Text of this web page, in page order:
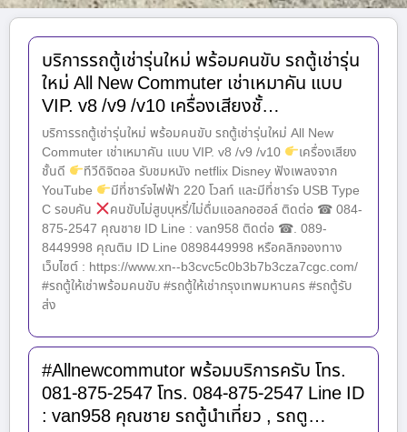
บริการรถตู้เช่ารุ่นใหม่ พร้อมคนขับ รถตู้เช่ารุ่น
ใหม่ All New Commuter เช่าเหมาคัน แบบ
VIP. v8 /v9 /v10 เครื่องเสียงชั้…
บริการรถตู้เช่ารุ่นใหม่ พร้อมคนขับ รถตู้เช่ารุ่นใหม่ All New
Commuter เช่าเหมาคัน แบบ VIP. v8 /v9 /v10
เครื่องเสียง
ชั้นดี
ทีวีดิจิตอล รับชมหนัง netflix Disney ฟังเพลงจาก
YouTube
มีที่ชาร์จไฟฟ้า 220 โวลท์ และมีที่ชาร์จ USB Type
C รอบคัน
คนขับไม่สูบบุหรี่/ไม่ดื่มแอลกอฮอล์ ติดต่อ ☎ 084-
875-2547 คุณชาย ID Line : van958 ติดต่อ ☎. 089-
8449998 คุณติม ID Line 0898449998 หรือคลิกจองทาง
เว็บไซต์ : https://www.xn--b3cvc5c0b3b7b3cza7cgc.com/
#รถตู้ให้เช่าพร้อมคนขับ #รถตู้ให้เช่ากรุงเทพมหานคร #รถตู้รับ
ส่ง
#Allnewcommutor พร้อมบริการครับ โทร.
081-875-2547 โทร. 084-875-2547 Line ID
: van958 คุณชาย รถตู้นำเที่ยว , รถตู…